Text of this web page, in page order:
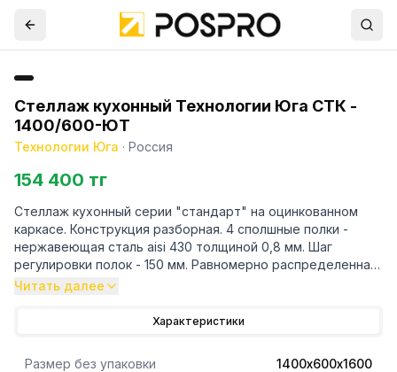
Стеллаж кухонный Технологии Юга СТК -
1400/600-ЮТ
Технологии Юга · Россия
154 400 тг
Стеллаж кухонный серии "стандарт" на оцинкованном
каркасе. Конструкция разборная. 4 сполшные полки -
нержавеющая сталь aisi 430 толщиной 0,8 мм. Шаг
регулировки полок - 150 мм. Равномерно распределенная
нагрузка на полку до 80 кг. Суммарная нагрузка на ст
Читать далее
Характеристики
Размер без упаковки 1400х600х1600